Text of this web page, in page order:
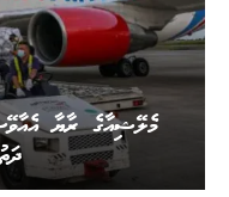
މެލޭޝިއާގެ ރާޔާ